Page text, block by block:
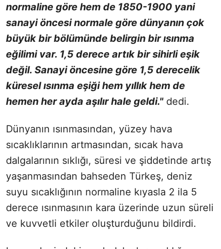
normaline göre hem de 1850-1900 yani
sanayi öncesi normale göre dünyanın çok
büyük bir bölümünde belirgin bir ısınma
eğilimi var. 1,5 derece artık bir sihirli eşik
değil. Sanayi öncesine göre 1,5 derecelik
küresel ısınma eşiği hem yıllık hem de
hemen her ayda aşılır hale geldi."dedi.
Dünyanın ısınmasından, yüzey hava
sıcaklıklarının artmasından, sıcak hava
dalgalarının sıklığı, süresi ve şiddetinde artış
yaşanmasından bahseden Türkeş, deniz
suyu sıcaklığının normaline kıyasla 2 ila 5
derece ısınmasının kara üzerinde uzun süreli
ve kuvvetli etkiler oluşturduğunu bildirdi.